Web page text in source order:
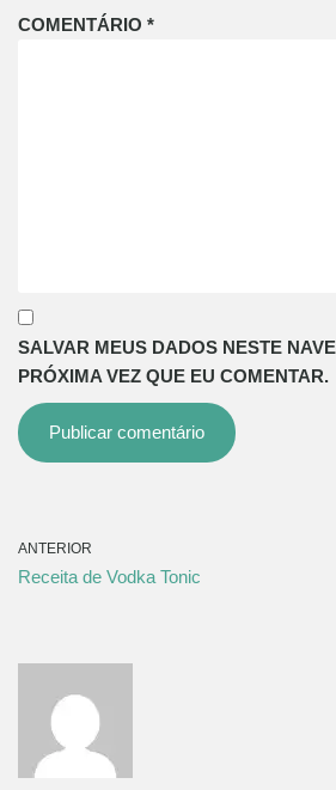
COMENTÁRIO *
SALVAR MEUS DADOS NESTE
PRÓXIMA VEZ QUE EU COMENTAR.
ANTERIOR
Receita de Vodka Tonic